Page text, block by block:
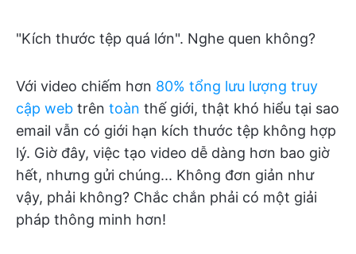
"Kích thước tệp quá lớn". Nghe quen không?
Với video chiếm hơn 80% tổng lưu lượng truy
cập web trên toàn thế giới, thật khó hiểu tại sao
email vẫn có giới hạn kích thước tệp không hợp
lý. Giờ đây, việc tạo video dễ dàng hơn bao giờ
hết, nhưng gửi chúng... Không đơn giản như
vậy, phải không? Chắc chắn phải có một giải
pháp thông minh hơn!